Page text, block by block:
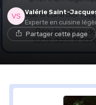
Valérie Saint-
Experte en cuisine
Partager cette page